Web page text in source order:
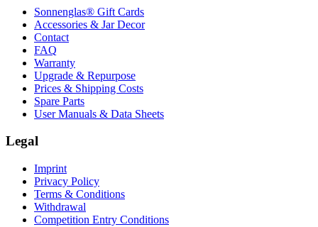
Sonnenglas® Gift Cards
Accessories & Jar Decor
Contact
FAQ
Warranty
Upgrade & Repurpose
Prices & Shipping Costs
Spare Parts
User Manuals & Data Sheets
Legal
Imprint
Privacy Policy
Terms & Conditions
Withdrawal
Competition Entry Conditions